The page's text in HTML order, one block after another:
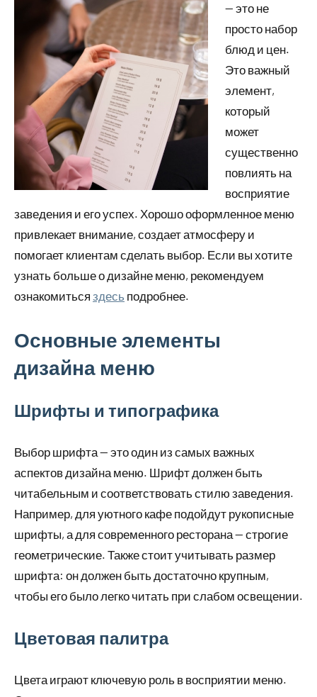
— это не
просто набор
блюд и цен.
Это важный
элемент,
который
может
существенно
повлиять на
восприятие
заведения и его успех. Хорошо оформленное меню
привлекает внимание, создает атмосферу и
помогает клиентам сделать выбор. Если вы хотите
узнать больше о дизайне меню, рекомендуем
ознакомиться здесь подробнее.
Основные элементы
дизайна меню
Шрифты и типографика
Выбор шрифта — это один из самых важных
аспектов дизайна меню. Шрифт должен быть
читабельным и соответствовать стилю заведения.
Например, для уютного кафе подойдут рукописные
шрифты, а для современного ресторана — строгие
геометрические. Также стоит учитывать размер
шрифта: он должен быть достаточно крупным,
чтобы его было легко читать при слабом освещении.
Цветовая палитра
Цвета играют ключевую роль в восприятии меню.